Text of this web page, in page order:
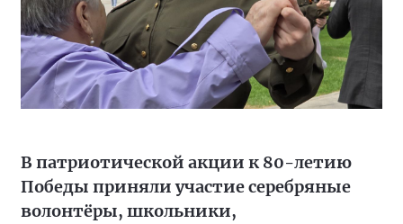
В патриотической акции к 80-летию
Победы приняли участие серебряные
волонтёры, школьники,